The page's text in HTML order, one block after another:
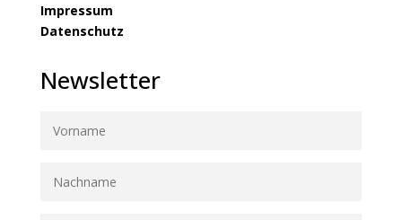
Impressum
Datenschutz
Newsletter